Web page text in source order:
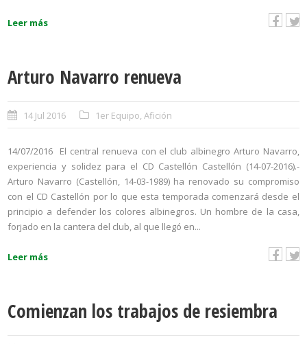
Leer más
Arturo Navarro renueva
14 Jul 2016 1er Equipo, Afición
14/07/2016 El central renueva con el club albinegro Arturo Navarro,
experiencia y solidez para el CD Castellón Castellón (14-07-2016).-
Arturo Navarro (Castellón, 14-03-1989) ha renovado su compromiso
con el CD Castellón por lo que esta temporada comenzará desde el
principio a defender los colores albinegros. Un hombre de la casa,
forjado en la cantera del club, al que llegó en...
Leer más
Comienzan los trabajos de resiembra